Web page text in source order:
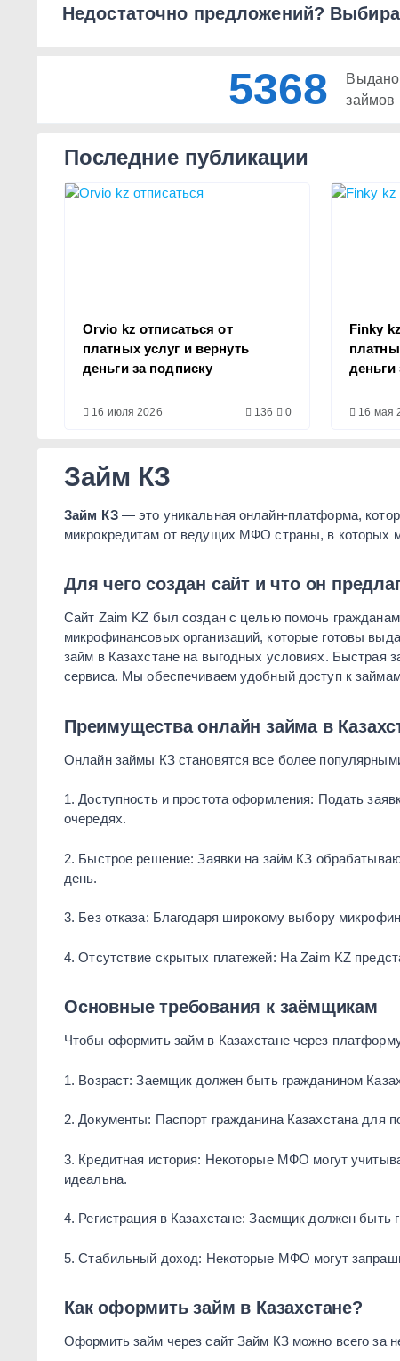
Недостаточно предложений?
5368
Выдано
займов
Последние публикации
Orvio kz отписаться от
платных услуг и вернуть
деньги за подписку
16 июля 2026 136 0
Finky
деньги
16 мая
Займ КЗ
Займ КЗ— это уникальная онлайн-платформа,
микрокредитам от ведущих МФО страны, в которых
Для чего создан сайт и что он
Сайт Zaim KZ был создан с целью помочь
микрофинансовых организаций, которые готовы
займ в Казахстане на выгодных условиях. Быстрая
сервиса. Мы обеспечиваем удобный доступ к
Преимущества онлайн займа в
Онлайн займы КЗ становятся все более
1. Доступность и простота оформления: Подать
очередях.
2. Быстрое решение: Заявки на займ КЗ
день.
3. Без отказа: Благодаря широкому выбору
4. Отсутствие скрытых платежей: На Zaim KZ
Основные требования к заёмщикам
Чтобы оформить займ в Казахстане через
1. Возраст: Заемщик должен быть гражданином
2. Документы: Паспорт гражданина Казахстана для
3. Кредитная история: Некоторые МФО могут
идеальна.
4. Регистрация в Казахстане: Заемщик должен быть
5. Стабильный доход: Некоторые МФО могут
Как оформить займ в Казахстане?
Оформить займ через сайт Займ КЗ можно всего за